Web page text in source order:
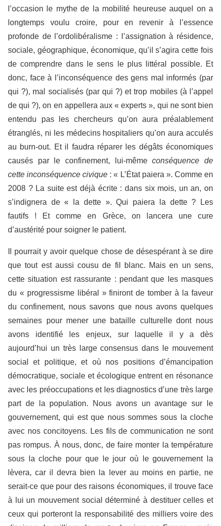
l’occasion le mythe de la mobilité heureuse auquel on a
longtemps voulu croire, pour en revenir à l’essence
profonde de l’ordolibéralisme : l’assignation à résidence,
sociale, géographique, économique, qu’il s’agira cette fois
de comprendre dans le sens le plus littéral possible. Et
donc, face à l’inconséquence des gens mal informés (par
qui ?), mal socialisés (par qui ?) et trop mobiles (à l’appel
de qui ?), on en appellera aux « experts », qui ne sont bien
entendu pas les chercheurs qu’on aura préalablement
étranglés, ni les médecins hospitaliers qu’on aura acculés
au burn-out. Et il faudra réparer les dégâts économiques
causés par le confinement, lui-mêmeconséquence de
cette inconséquence civique : « L’État paiera ». Comme en
2008 ? La suite est déjà écrite : dans six mois, un an, on
s’indignera de « la dette ». Qui paiera la dette ? Les
fautifs ! Et comme en Grèce, on lancera une cure
d’austérité pour soigner le patient.
Il pourrait y avoir quelque chose de désespérant à se dire
que tout est aussi cousu de fil blanc. Mais en un sens,
cette situation est rassurante : pendant que les masques
du « progressisme libéral » finiront de tomber à la faveur
du confinement, nous savons que nous avons quelques
semaines pour mener une bataille culturelle dont nous
avons identifié les enjeux, sur laquelle il y a dès
aujourd’hui un très large consensus dans le mouvement
social et politique, et où nos positions d’émancipation
démocratique, sociale et écologique entrent en résonance
avec les préoccupations et les diagnostics d’une très large
part de la population. Nous avons un avantage sur le
gouvernement, qui est que nous sommes sous la cloche
avec nos concitoyens. Les fils de communication ne sont
pas rompus. À nous, donc, de faire monter la température
sous la cloche pour que le jour où le gouvernement la
lèvera, car il devra bien la lever au moins en partie, ne
serait-ce que pour des raisons économiques, il trouve face
à lui un mouvement social déterminé à destituer celles et
ceux qui porteront la responsabilité des milliers voire des